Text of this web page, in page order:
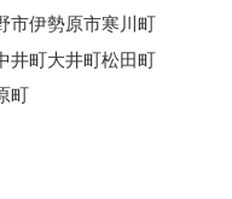
市伊勢原市寒川町
井町大井町松田町
町